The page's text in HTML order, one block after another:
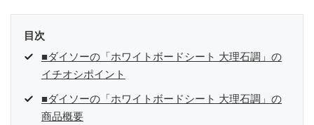
目次
■ダイソーの「ホワイトボードシート 大理石調」の
イチオシポイント
■ダイソーの「ホワイトボードシート 大理石調」の
商品概要